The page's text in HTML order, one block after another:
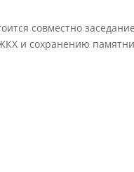
совместно
и сохранению